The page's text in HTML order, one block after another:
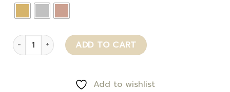
Dexter quantity ADD TO CART
Add to wishlist